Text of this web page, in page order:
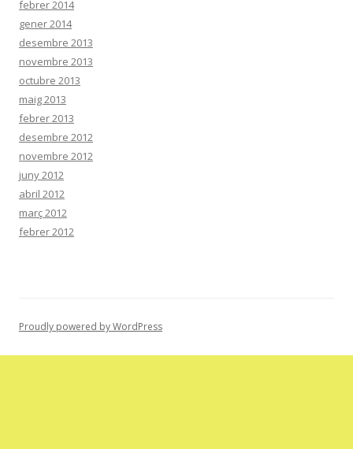
febrer 2014
gener 2014
desembre 2013
novembre 2013
octubre 2013
maig 2013
febrer 2013
desembre 2012
novembre 2012
juny 2012
abril 2012
març 2012
febrer 2012
Proudly powered by WordPress